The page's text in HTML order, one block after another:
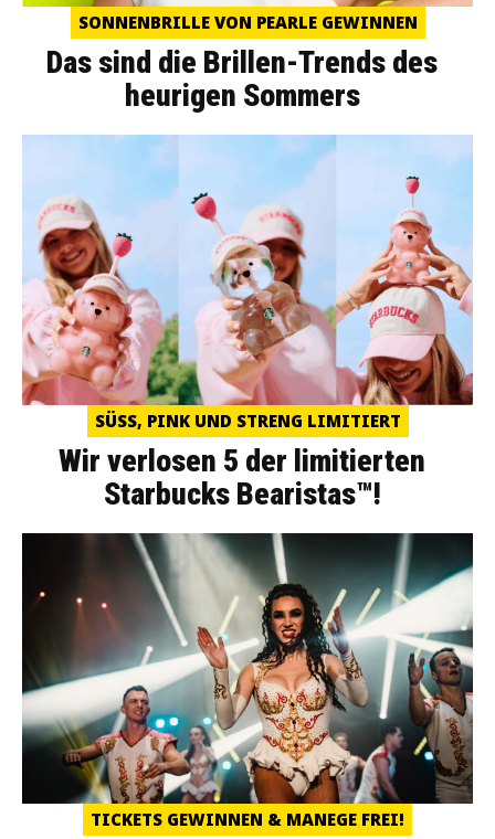
SONNENBRILLE VON PEARLE GEWINNEN
Das sind die Brillen-Trends des
heurigen Sommers
SÜSS, PINK UND STRENG LIMITIERT
Wir verlosen 5 der limitierten
Starbucks Bearistas™!
TICKETS GEWINNEN & MANEGE FREI!